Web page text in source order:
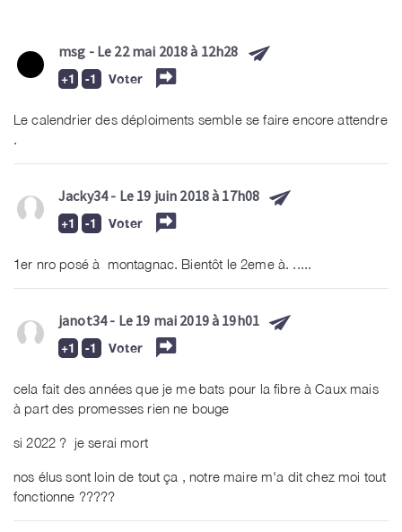
msg - Le 22 mai 2018 à 12h28
Voter
Le calendrier des déploiments semble se faire encore attendre
.
Jacky34- Le 19 juin 2018 à 17h08
Voter
1er nro posé à montagnac. Bientôt le 2eme à. .....
janot34- Le 19 mai 2019 à 19h01
Voter
cela fait des années que je me bats pour la fibre à Caux mais
à part des promesses rien ne bouge
si 2022 ? je serai mort
nos élus sont loin de tout ça , notre maire m'a dit chez moi tout
fonctionne ?????